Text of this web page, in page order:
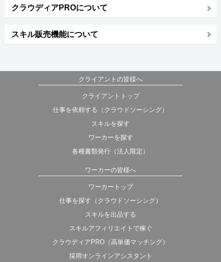
クラウディアPROについて
スキル販売機能について
クライアントの皆様へ
クライアントトップ
仕事を依頼する（クラウドソーシング）
スキルを探す
ワーカーを探す
各種書類発行（法人限定）
ワーカーの皆様へ
ワーカートップ
仕事を探す（クラウドソーシング）
スキルを出品する
スキルアフィリエイトで稼ぐ
クラウディアPRO（高単価マッチング）
採用オンラインアシスタント